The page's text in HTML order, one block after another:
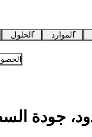
الحلول الموارد
جودة